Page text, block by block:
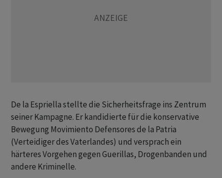
De la Espriella stellte die Sicherheitsfrage ins Zentrum
seiner Kampagne. Er kandidierte für die konservative
Bewegung Movimiento Defensores de la Patria
(Verteidiger des Vaterlandes) und versprach ein
härteres Vorgehen gegen Guerillas, Drogenbanden und
andere Kriminelle.